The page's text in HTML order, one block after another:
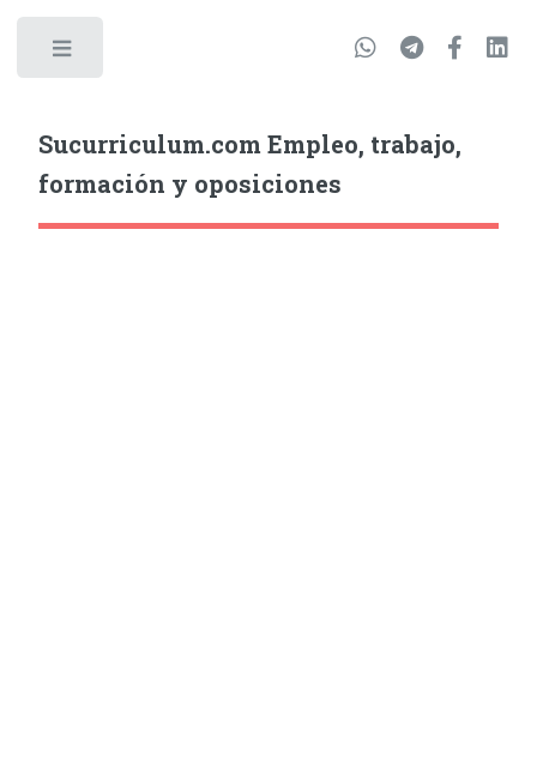
Sucurriculum.com Empleo, trabajo,
formación y oposiciones